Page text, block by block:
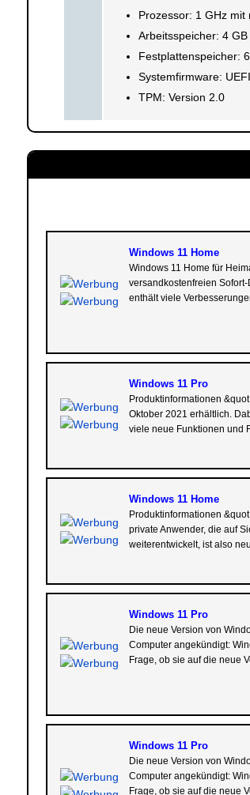
Prozessor: 1 GHz
Arbeitsspeicher: 4 GB
Festplattenspeicher:
Systemfirmware: UEFI
TPM: Version 2.0
Windows 11 Home
Windows 11 Home für
versandkostenfreien
enthält viele
Windows 11 Pro
Produktinformationen
Oktober 2021 erhältlich.
viele neue Funktionen und
Windows 11 Home
Produktinformationen
private Anwender, die auf
weiterentwickelt, ist also
Windows 11 Pro
Die neue Version von
Computer angekündigt:
Frage, ob sie auf die neue
Windows 11 Pro
Die neue Version von
Computer angekündigt:
Frage, ob sie auf die neue